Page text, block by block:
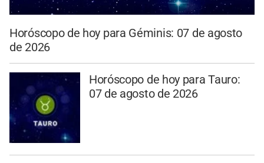
Horóscopo de hoy para Géminis: 07 de agosto
de 2026
Horóscopo de hoy para Tauro:
07 de agosto de 2026